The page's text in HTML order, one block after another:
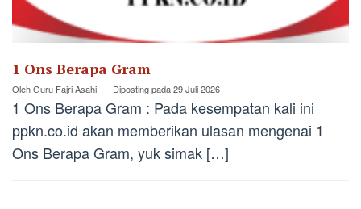
1 Ons Berapa Gram
OlehGuru Fajri Asahi Diposting pada29 Juli 2026
1 Ons Berapa Gram : Pada kesempatan kali ini
ppkn.co.id akan memberikan ulasan mengenai 1
Ons Berapa Gram, yuk simak […]